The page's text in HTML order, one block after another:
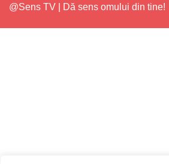
@Sens TV | Dă sens omului din tine!